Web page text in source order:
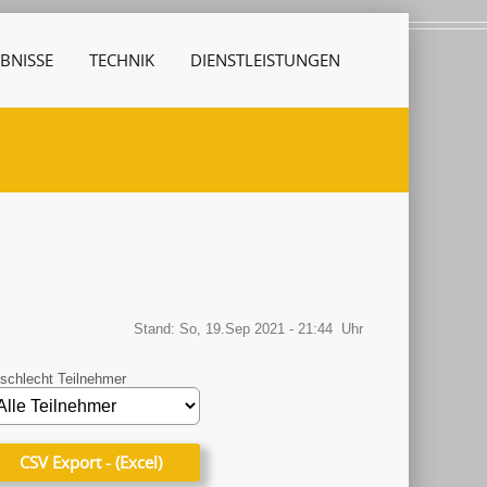
TECHNIK DIENSTLEISTUNGEN
Stand: So, 19.Sep 2021 - 21:44 Uhr
Teilnehmer
CSV Export - (Excel)
CSV Export - (Excel)